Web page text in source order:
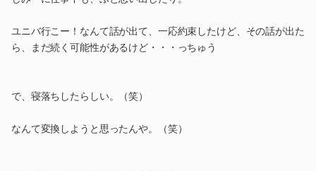
ユニバ行こー！なんて話が出て、一応約束したけど、その話が出た
ら、まだ続く可能性があるけど・・・っちゅう
で、寝落ちしたらしい。（笑）
なんて変換しようと思ったんや。（笑）